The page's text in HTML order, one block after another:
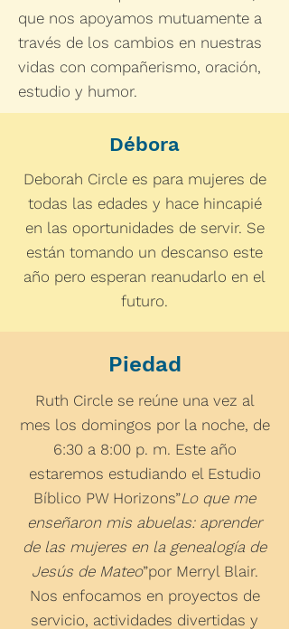
que nos apoyamos mutuamente a
través de los cambios en nuestras
vidas con compañerismo, oración,
estudio y humor.
Débora
Deborah Circle es para mujeres de
todas las edades y hace hincapié
en las oportunidades de servir. Se
están tomando un descanso este
año pero esperan reanudarlo en el
futuro.
Piedad
Ruth Circle se reúne una vez al
mes los domingos por la noche, de
6:30 a 8:00 p. m. Este año
estaremos estudiando el Estudio
Bíblico PW Horizons”Lo que me
enseñaron mis abuelas: aprender
de las mujeres en la genealogía de
Jesús de Mateo”por Merryl Blair.
Nos enfocamos en proyectos de
servicio, actividades divertidas y